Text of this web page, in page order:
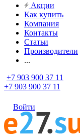
Акции
Как купить
Компания
Контакты
Статьи
Производители
...
+7 903 900 37 11
+7 903 900 37 11
Войти